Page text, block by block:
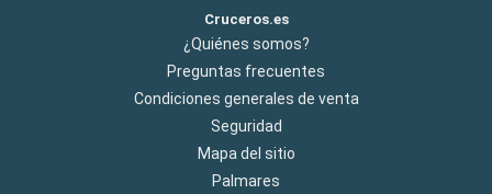
Cruceros.es
¿Quiénes somos?
Preguntas frecuentes
Condiciones generales de venta
Seguridad
Mapa del sitio
Palmares